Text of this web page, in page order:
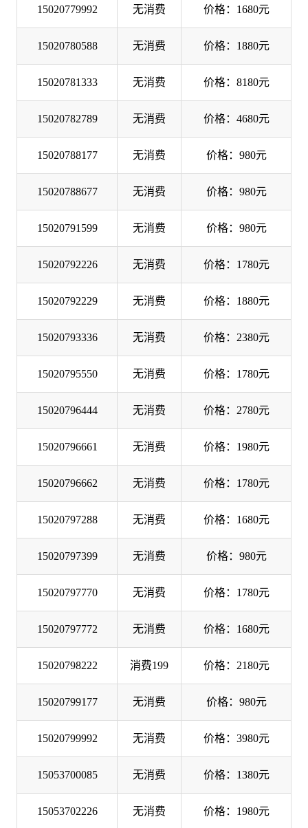
15020779992 无消费 价格：1680元
15020780588 无消费 价格：1880元
15020781333 无消费 价格：8180元
15020782789 无消费 价格：4680元
15020788177 无消费 价格：980元
15020788677 无消费 价格：980元
15020791599 无消费 价格：980元
15020792226 无消费 价格：1780元
15020792229 无消费 价格：1880元
15020793336 无消费 价格：2380元
15020795550 无消费 价格：1780元
15020796444 无消费 价格：2780元
15020796661 无消费 价格：1980元
15020796662 无消费 价格：1780元
15020797288 无消费 价格：1680元
15020797399 无消费 价格：980元
15020797770 无消费 价格：1780元
15020797772 无消费 价格：1680元
15020798222 消费199 价格：2180元
15020799177 无消费 价格：980元
15020799992 无消费 价格：3980元
15053700085 无消费 价格：1380元
15053702226 无消费 价格：1980元